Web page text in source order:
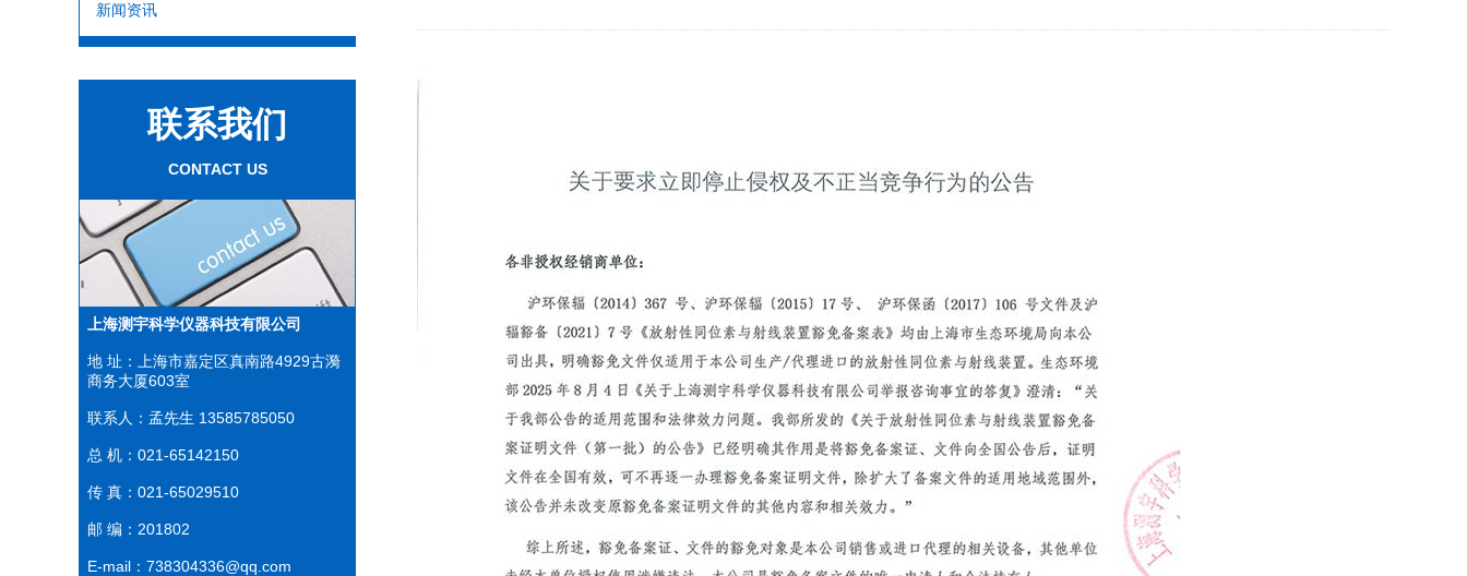
新闻资讯
联系我们
CONTACT US
上海测宇科学仪器科技有限公司
地 址：上海市嘉定区真南路4929古漪
商务大厦603室
联系人：孟先生 13585785050
总 机：021-65142150
传 真：021-65029510
邮 编：201802
E-mail：738304336@qq.com